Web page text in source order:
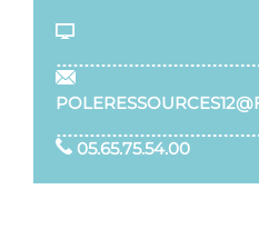
05.65.75.54.00